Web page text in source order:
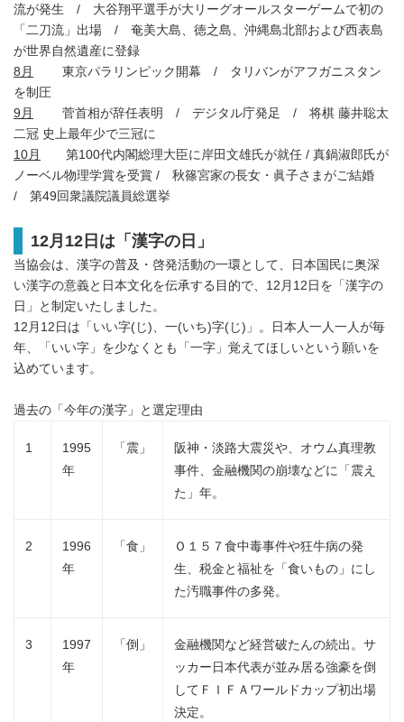
流が発生 / 大谷翔平選手が大リーグオールスターゲームで初の
「二刀流」出場 / 奄美大島、徳之島、沖縄島北部および西表島
が世界自然遺産に登録
8月
東京パラリンピック開幕 / タリバンがアフガニスタン
を制圧
9月
菅首相が辞任表明 / デジタル庁発足 / 将棋 藤井聡太
二冠 史上最年少で三冠に
10月
第100代内閣総理大臣に岸田文雄氏が就任 / 真鍋淑郎氏が
ノーベル物理学賞を受賞 / 秋篠宮家の長女・眞子さまがご結婚
/ 第49回衆議院議員総選挙
12月12日は「漢字の日」
当協会は、漢字の普及・啓発活動の一環として、日本国民に奥深
い漢字の意義と日本文化を伝承する目的で、12月12日を「漢字の
日」と制定いたしました。
12月12日は「いい字(じ)、一(いち)字(じ)」。日本人一人一人が毎
年、「いい字」を少なくとも「一字」覚えてほしいという願いを
込めています。
過去の「今年の漢字」と選定理由
1
1995
年
「震」
阪神・淡路大震災や、オウム真理教
事件、金融機関の崩壊などに「震え
た」年。
2
1996
年
「食」
Ｏ１５７食中毒事件や狂牛病の発
生、税金と福祉を「食いもの」にし
た汚職事件の多発。
3
1997
年
「倒」
金融機関など経営破たんの続出。サ
ッカー日本代表が並み居る強豪を倒
してＦＩＦＡワールドカップ初出場
決定。